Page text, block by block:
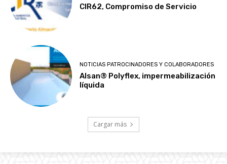
CIR62, Compromiso de Servicio
NOTICIAS PATROCINADORES Y COLABORADORES
Alsan® Polyflex, impermeabilización
líquida
Cargar más